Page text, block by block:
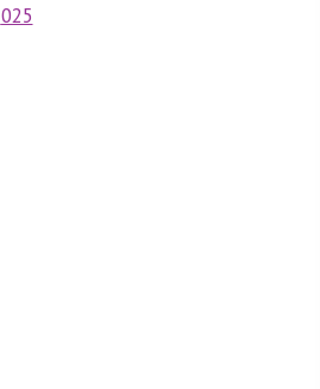
025